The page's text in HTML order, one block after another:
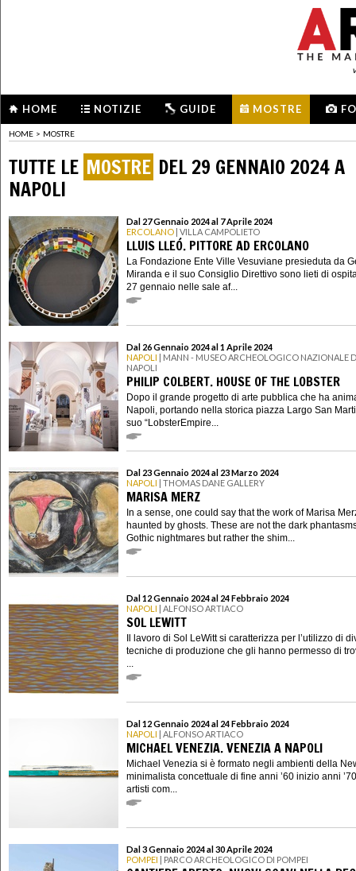
HOME NOTIZIE GUIDE MOSTRE
HOME > MOSTRE
TUTTE LE MOSTRE DEL 29 GENNAIO 2024 A
NAPOLI
Dal 27 Gennaio 2024 al 7 Aprile 2024
ERCOLANO | VILLA CAMPOLIETO
LLUIS LLEÓ. PITTORE AD ERCOLANO
La Fondazione Ente Ville Vesuviane presieduta da
Miranda e il suo Consiglio Direttivo sono lieti di
27 gennaio nelle sale af...
Dal 26 Gennaio 2024 al 1 Aprile 2024
NAPOLI | MANN - MUSEO ARCHEOLOGICO NAZIONALE
NAPOLI
PHILIP COLBERT. HOUSE OF THE LOBSTER
Dopo il grande progetto di arte pubblica che ha
Napoli, portando nella storica piazza Largo San
suo “LobsterEmpire...
Dal 23 Gennaio 2024 al 23 Marzo 2024
NAPOLI | THOMAS DANE GALLERY
MARISA MERZ
In a sense, one could say that the work of Marisa
haunted by ghosts. These are not the dark
Gothic nightmares but rather the shim...
Dal 12 Gennaio 2024 al 24 Febbraio 2024
NAPOLI | ALFONSO ARTIACO
SOL LEWITT
Il lavoro di Sol LeWitt si caratterizza per l’utilizzo di
tecniche di produzione che gli hanno permesso di
Dal 12 Gennaio 2024 al 24 Febbraio 2024
NAPOLI | ALFONSO ARTIACO
MICHAEL VENEZIA. VENEZIA A NAPOLI
Michael Venezia si è formato negli ambienti della
minimalista concettuale di fine anni ’60 inizio anni
artisti com...
Dal 3 Gennaio 2024 al 30 Aprile 2024
POMPEI | PARCO ARCHEOLOGICO DI POMPEI